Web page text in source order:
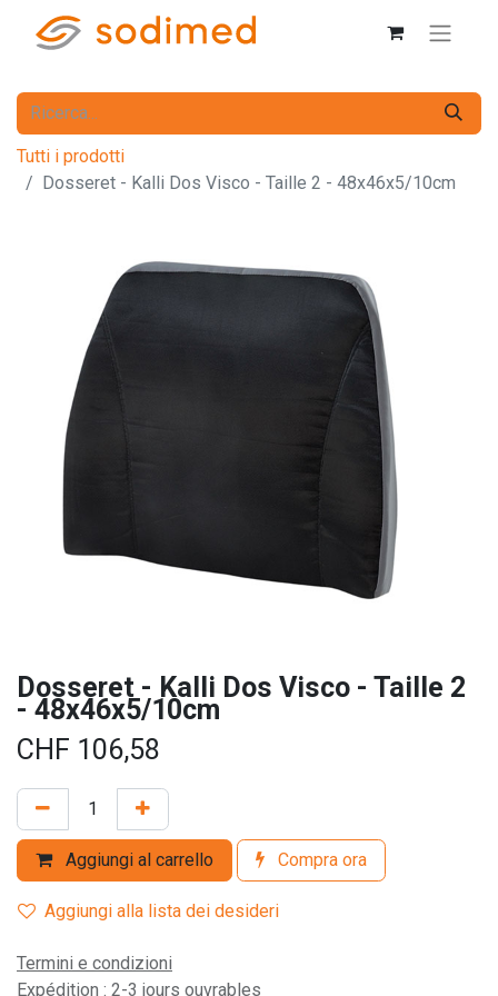
Tutti i prodotti
Dosseret - Kalli Dos Visco - Taille 2 - 48x46x5/10cm
Dosseret - Kalli Dos Visco - Taille 2
- 48x46x5/10cm
CHF 106,58
Aggiungi al carrello Compra ora
Aggiungi alla lista dei desideri
Termini e condizioni
Expédition : 2-3 jours ouvrables